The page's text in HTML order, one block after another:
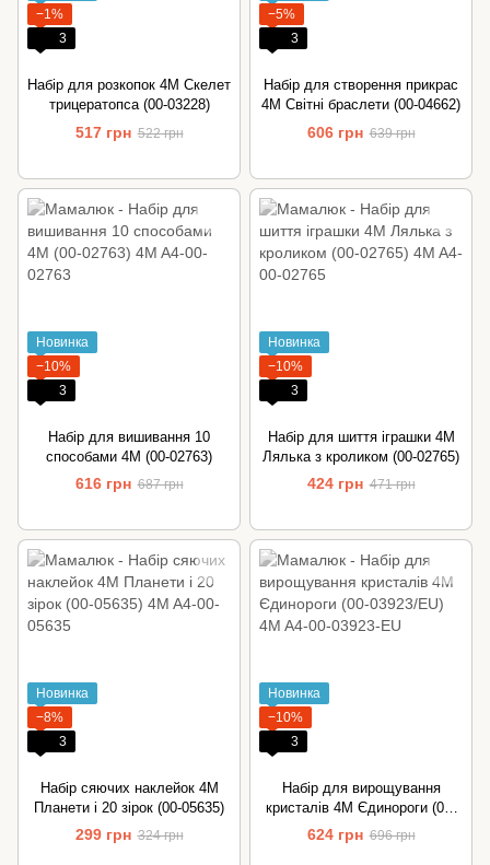
−1%
3
Набір для розкопок 4M Скелет
трицератопса (00-03228)
517 грн 522 грн
−5%
3
Набір для створення прикрас
4M Світні браслети (00-04662)
606 грн 639 грн
Новинка
−10%
3
Набір для вишивання 10
способами 4M (00-02763)
616 грн 687 грн
Новинка
−10%
3
Набір для шиття іграшки 4M
Лялька з кроликом (00-02765)
424 грн 471 грн
Новинка
−8%
3
Набір сяючих наклейок 4M
Планети і 20 зірок (00-05635)
299 грн 324 грн
Новинка
−10%
3
Набір для вирощування
кристалів 4M Єдинороги (00-
03923/EU)
624 грн 696 грн